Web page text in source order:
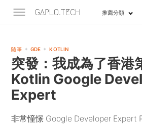
推薦分類
隨筆 + GDE + KOTLIN
突發：我成為了香港
Kotlin Google
Expert
非常憧憬 Google Developer Expert